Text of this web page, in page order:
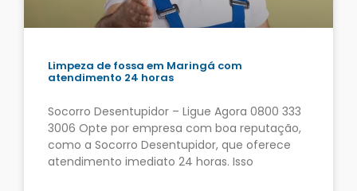
Limpeza de fossa em Maringá com
atendimento 24 horas
Socorro Desentupidor – Ligue Agora 0800 333
3006 Opte por empresa com boa reputação,
como a Socorro Desentupidor, que oferece
atendimento imediato 24 horas. Isso